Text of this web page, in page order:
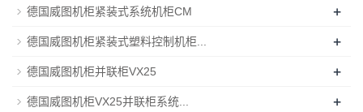
德国威图机柜紧装式系统机柜CM +
德国威图机柜紧装式塑料控制机柜... +
德国威图机柜并联柜VX25 +
德国威图机柜VX25并联柜系统... +